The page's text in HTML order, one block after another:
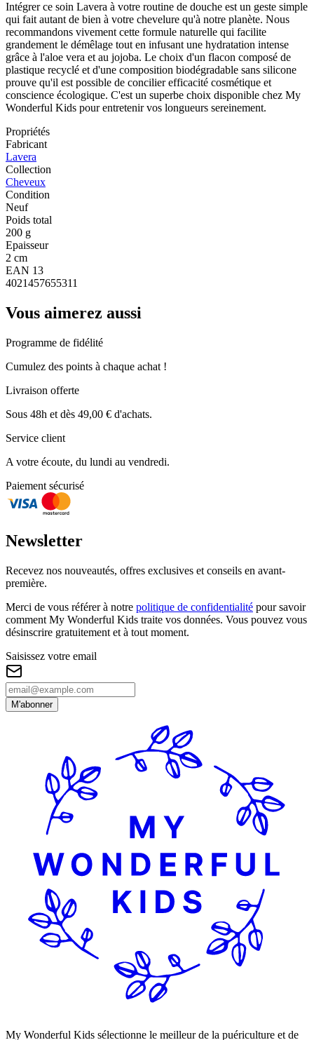
Intégrer ce soin Lavera à votre routine de douche est un geste simple
qui fait autant de bien à votre chevelure qu'à notre planète. Nous
recommandons vivement cette formule naturelle qui facilite
grandement le démêlage tout en infusant une hydratation intense
grâce à l'aloe vera et au jojoba. Le choix d'un flacon composé de
plastique recyclé et d'une composition biodégradable sans silicone
prouve qu'il est possible de concilier efficacité cosmétique et
conscience écologique. C'est un superbe choix disponible chez My
Wonderful Kids pour entretenir vos longueurs sereinement.
Propriétés
Fabricant
Lavera
Collection
Cheveux
Condition
Neuf
Poids total
200 g
Epaisseur
2 cm
EAN 13
4021457655311
Vous aimerez aussi
Programme de fidélité
Cumulez des points à chaque achat !
Livraison offerte
Sous 48h et dès 49,00 € d'achats.
Service client
A votre écoute, du lundi au vendredi.
Paiement sécurisé
Newsletter
Recevez nos nouveautés, offres exclusives et conseils en avant-
première.
Merci de vous référer à notre politique de confidentialité pour savoir
comment My Wonderful Kids traite vos données. Vous pouvez vous
désinscrire gratuitement et à tout moment.
Saisissez votre email
M'abonner
My Wonderful Kids sélectionne le meilleur de la puériculture et de